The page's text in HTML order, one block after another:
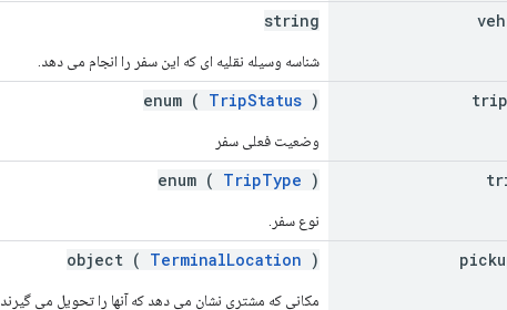
string
شناسه وسیله نقلیه ای که این سفر را انجام می دهد.
trip
enum ( TripStatus )
وضعیت فعلی سفر
enum ( TripType )
نوع سفر.
object ( TerminalLocation )
مکانی که مشتری نشان می دهد که آنها را تحویل می گیرند.